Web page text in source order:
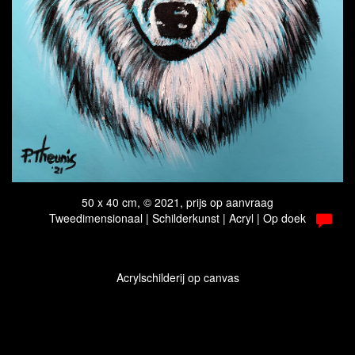
50 x 40 cm, © 2021, prijs op aanvraag
Tweedimensionaal | Schilderkunst | Acryl | Op doek
Acrylschilderij op canvas